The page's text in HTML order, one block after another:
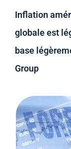
Inflation
globale est
base
Group